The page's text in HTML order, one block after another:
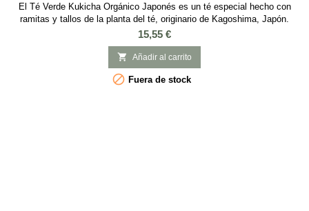
El Té Verde Kukicha Orgánico Japonés es un té especial hecho con
ramitas y tallos de la planta del té, originario de Kagoshima, Japón.
Este té destaca por su sabor suave y ligeramente dulce, con un aroma
reconfortante. Además, es rico en vitaminas y minerales, y tiene un alto
contenido de calcio, siendo una bebida alcalinizante y beneficiosa para
la...
Precio
15,55 €
 Añadir al carrito
 Fuera de stock